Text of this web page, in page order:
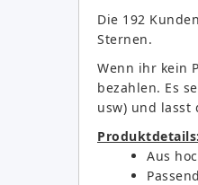
Die 192
Sternen.
Wenn ihr kein
bezahlen. Es
usw) und
Produktdetails:
Aus